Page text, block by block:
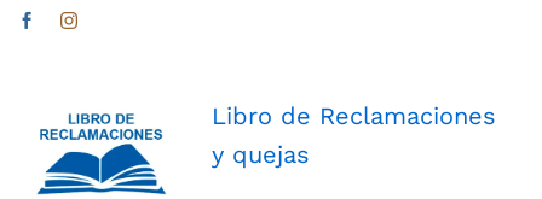
Libro de Reclamaciones
y quejas